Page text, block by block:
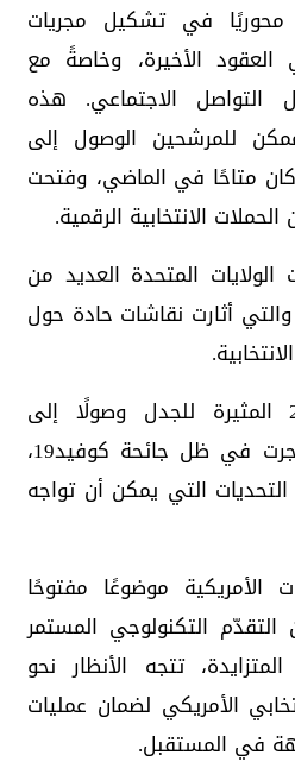
محوريًا في تشكيل مجريات
العقود الأخيرة، وخاصةً مع
التواصل الاجتماعي. هذه
للمرشحين الوصول إلى
متاحًا في الماضي، وفتحت
الانتخابية الرقمية.
المتحدة العديد من
والتي أثارت نقاشات حادة حول
من انتخابات عام 2000 المثيرة للجدل وصولًا إلى
الانتخابات الأخيرة التي جرت في ظل جائحة كوفيد19،
التي يمكن أن تواجه
الأمريكية موضوعًا مفتوحًا
التقدّم التكنولوجي المستمر
تتجه الأنظار نحو
الأمريكي لضمان عمليات
في المستقبل.